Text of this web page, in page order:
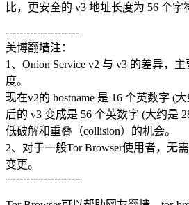
比，更安全的 v3 地址长度为 56 个字
---------------------
美博翻墙注：
1、Onion Service v2 与 v3 的差异，
度。
现在v2的 hostname 是 16 个英数字 (
后的 v3 变成是 56 个英数字 (大约是
低破解和重叠（collision）的机会。
2、对于一般Tor Browser使用者，无
变更。
----------------------